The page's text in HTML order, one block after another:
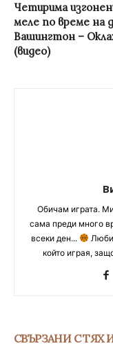
Четирима
меле по време на
Вашингтон –
(видео)
Обичам играта.
сама преди много
всеки ден...
който играя,
СВЪРЗАНИ С ТЯХ